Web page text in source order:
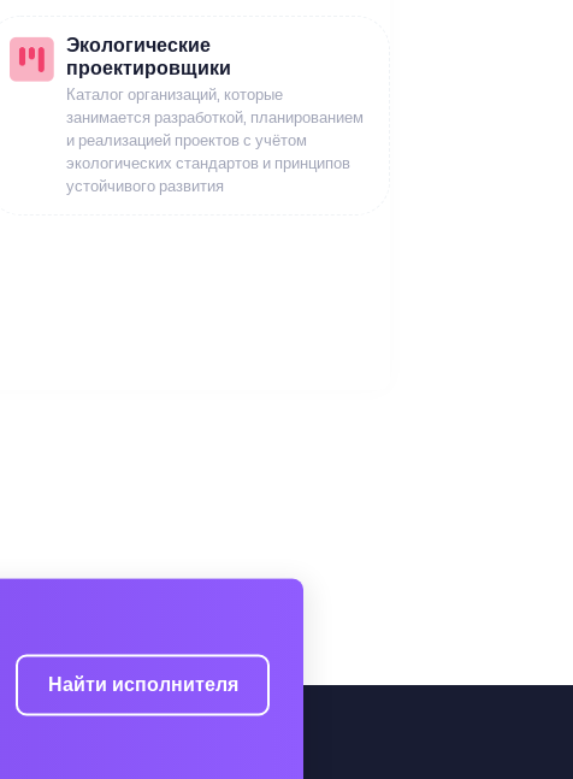
Экологические
проектировщики
Каталог организаций, которые
занимается разработкой, планированием
и реализацией проектов с учётом
экологических стандартов и принципов
устойчивого развития
Найти исполнителя